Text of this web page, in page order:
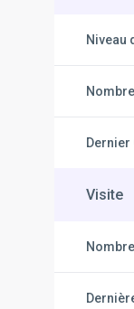
Niveau
Dernier
Visite